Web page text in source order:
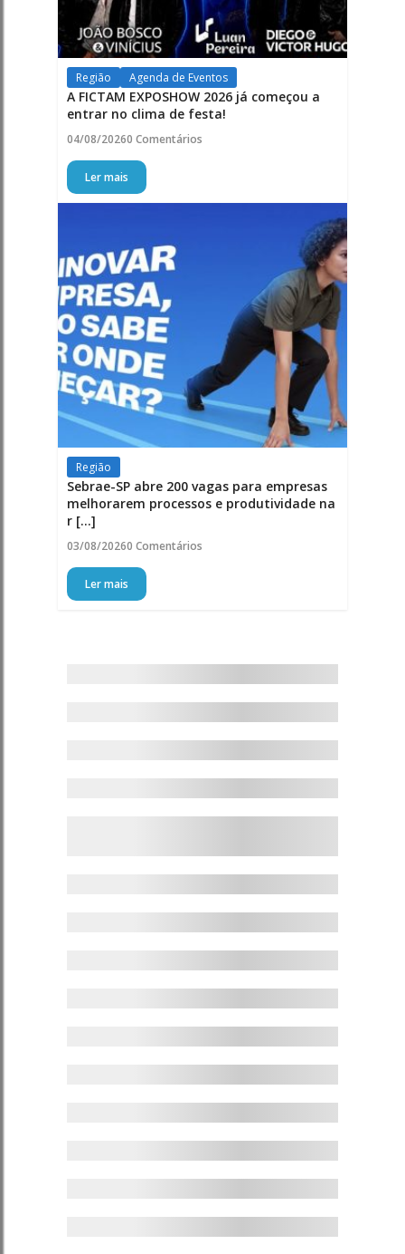
Região Agenda de Eventos
A FICTAM EXPOSHOW 2026 já começou a
entrar no clima de festa!
04/08/20260 Comentários
Ler mais
Região
Sebrae-SP abre 200 vagas para empresas
melhorarem processos e produtividade na
r [...]
03/08/20260 Comentários
Ler mais